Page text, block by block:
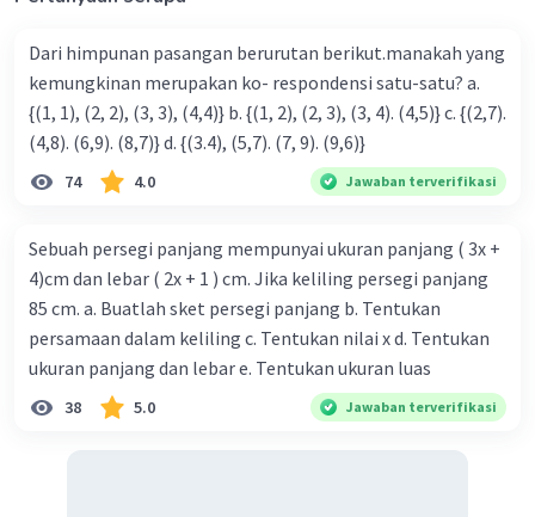
Dari himpunan pasangan berurutan berikut.manakah yang
kemungkinan merupakan ko- respondensi satu-satu? a.
{(1, 1), (2, 2), (3, 3), (4,4)} b. {(1, 2), (2, 3), (3, 4). (4,5)} c. {(2,7).
(4,8). (6,9). (8,7)} d. {(3.4), (5,7). (7, 9). (9,6)}
74 4.0 Jawaban terverifikasi
Sebuah persegi panjang mempunyai ukuran panjang ( 3x +
4)cm dan lebar ( 2x + 1 ) cm. Jika keliling persegi panjang
85 cm. a. Buatlah sket persegi panjang b. Tentukan
persamaan dalam keliling c. Tentukan nilai x d. Tentukan
ukuran panjang dan lebar e. Tentukan ukuran luas
38 5.0 Jawaban terverifikasi